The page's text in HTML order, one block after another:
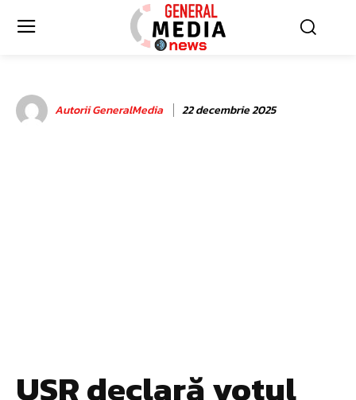
Autorii GeneralMedia 22 decembrie 2025
USR declară votul